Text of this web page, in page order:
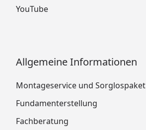
YouTube
Allgemeine Informationen
Montageservice und Sorglospaket
Fundamenterstellung
Fachberatung